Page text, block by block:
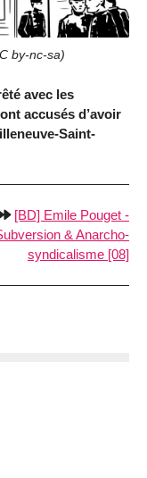
by-nc-sa)
avec les
accusés d’avoir
Saint-
[BD] Emile Pouget -
& Anarcho-
syndicalisme [08]